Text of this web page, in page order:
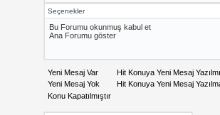
Seçenekler
Bu Forumu okunmuş kabul et
Ana Forumu göster
Yeni Mesaj Var
Hit Konuya Yeni Mesaj
Yeni Mesaj Yok
Hit Konuya Yeni Mesaj
Konu Kapatılmıştır